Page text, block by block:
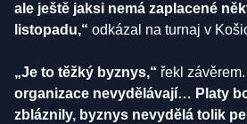
ale ještě jaksi nemá zaplacené
listopadu,“ odkázal na turnaj v
„Je to těžký byznys,“ řekl závěrem.
organizace nevydělávají… Platy
zbláznily, byznys nevydělá tolik